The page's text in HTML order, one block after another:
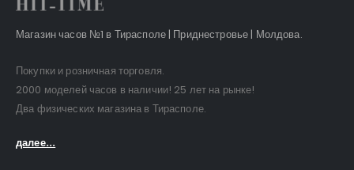
Магазин часов №1 в Тирасполе | Приднестровье | Молдова.
Покупки и розничная торговля.
2000 моделей часов в наличии! 25 лет на рынке!
Два физических магазина в Тирасполе.
далее...